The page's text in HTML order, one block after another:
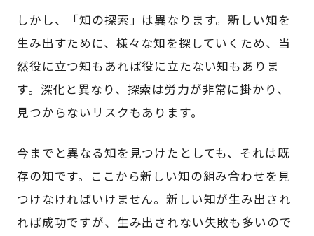
しかし、「知の探索」は異なります。新しい知を
生み出すために、様々な知を探していくため、当
然役に立つ知もあれば役に立たない知もありま
す。深化と異なり、探索は労力が非常に掛かり、
見つからないリスクもあります。
今までと異なる知を見つけたとしても、それは既
存の知です。ここから新しい知の組み合わせを見
つけなければいけません。新しい知が生み出され
れば成功ですが、生み出されない失敗も多いので